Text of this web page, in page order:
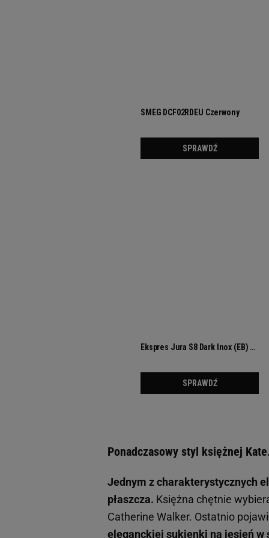
Ponadczasowy styl księżnej
Jednym z charakterystycznych
płaszcza. Księżna chętnie
Catherine Walker. Ostatnio
eleganckiej sukienki na jesień w